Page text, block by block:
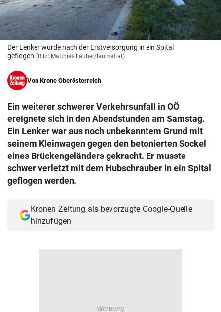
© Krone Multimedia GmbH & Co KG 2026
Muthgasse 2, 1190 Wien
Der Lenker wurde nach der Erstversorgung in ein Spital
geflogen (Bild: Matthias Lauber/laumat.at)
Von Krone Oberösterreich
Ein weiterer schwerer Verkehrsunfall in OÖ
ereignete sich in den Abendstunden am Samstag.
Ein Lenker war aus noch unbekanntem Grund mit
seinem Kleinwagen gegen den betonierten Sockel
eines Brückengeländers gekracht. Er musste
schwer verletzt mit dem Hubschrauber in ein Spital
geflogen werden.
Kronen Zeitung als bevorzugte Google-Quelle
hinzufügen